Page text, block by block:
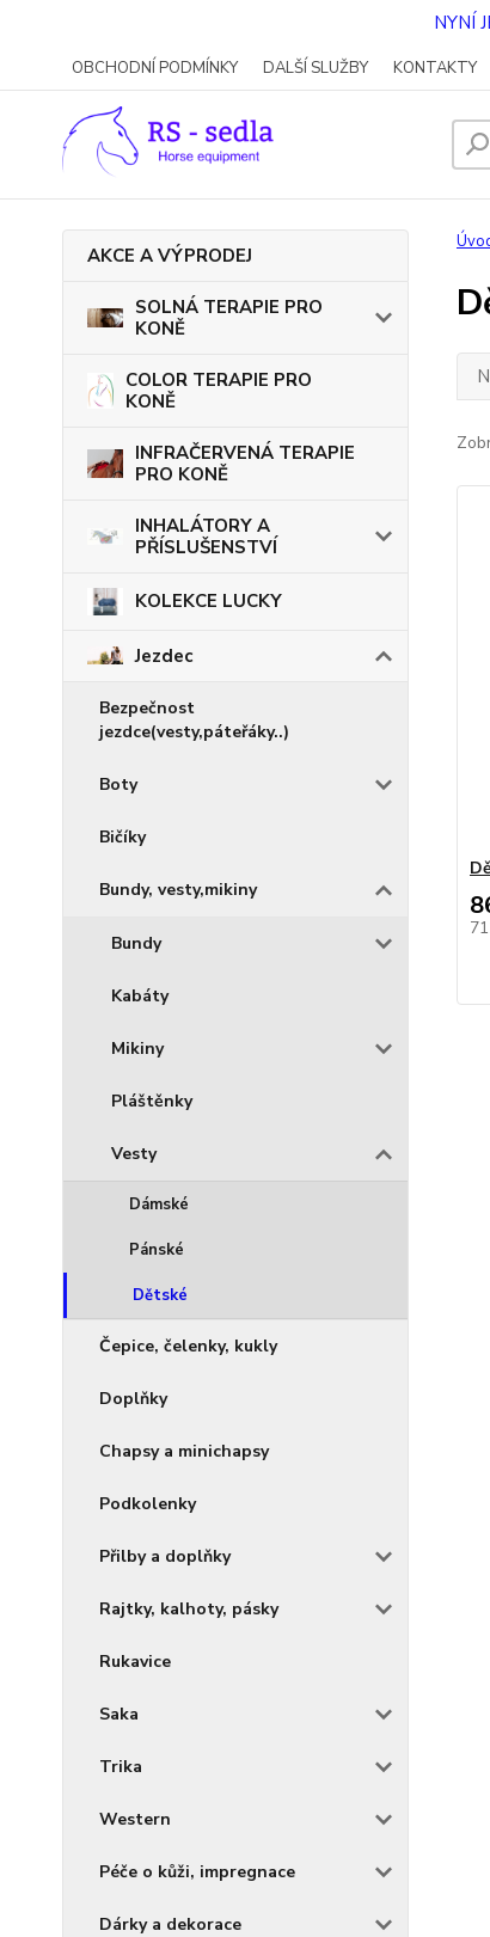
NYNÍ
OBCHODNÍ PODMÍNKY DALŠÍ SLUŽBY KONTAKTY
AKCE A VÝPRODEJ
SOLNÁ TERAPIE PRO
KONĚ
COLOR TERAPIE PRO
KONĚ
INFRAČERVENÁ TERAPIE
PRO KONĚ
INHALÁTORY A
PŘÍSLUŠENSTVÍ
KOLEKCE LUCKY
Jezdec
Bezpečnost
jezdce(vesty,páteřáky..)
Boty
Bičíky
Bundy, vesty,mikiny
Bundy
Kabáty
Mikiny
Pláštěnky
Vesty
Dámské
Pánské
Dětské
Čepice, čelenky, kukly
Doplňky
Chapsy a minichapsy
Podkolenky
Přilby a doplňky
Rajtky, kalhoty, pásky
Rukavice
Saka
Trika
Western
Péče o kůži, impregnace
Dárky a dekorace